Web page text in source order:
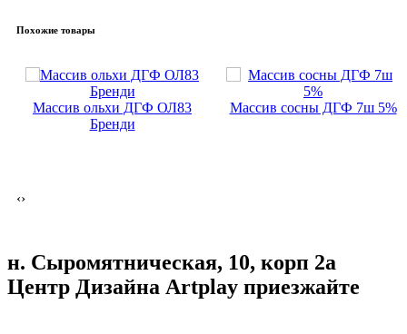
Похожие товары
Массив ольхи ДГФ ОЛ83
Бренди
Массив сосны ДГФ 7ш 5%
‹›
н. Сыромятническая, 10, корп 2а
Центр Дизайна Artplay приезжайте